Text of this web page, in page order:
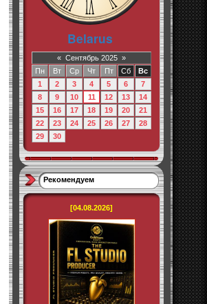
« Сентябрь 2025 »
Пн
Вт Ср Чт Пт Сб
Вс
1
2 3 4 5 6
7
8
9 10 11 12 13
14
15
16 17 18 19 20
21
22
23 24 25 26 27
28
29
30
Рекомендуем
[04.08.2026]